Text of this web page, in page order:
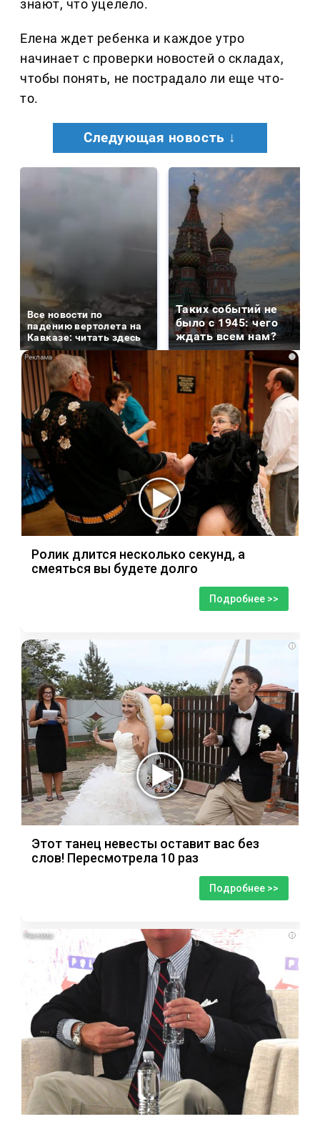
знают, что уцелело.
Елена ждет ребенка и каждое утро
начинает с проверки новостей о складах,
чтобы понять, не пострадало ли еще что-
то.
Следующая новость ↓
Все новости по
падению вертолета на
Кавказе: читать здесь
Таких событий не
было с 1945: чего
ждать всем нам?
i
Ролик длится несколько секунд, а
смеяться вы будете долго
Подробнее >>
i
Этот танец невесты оставит вас без
слов! Пересмотрела 10 раз
Подробнее >>
i